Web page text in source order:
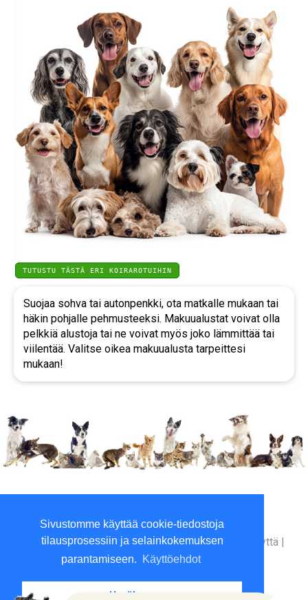
Sivustomme käyttää cookie-tiedostoja
tilausprosessiin ja selainkokemuksen
parantamiseen.
Käyttöehdot
Hyväksyn
Fresh-koirashampoon
(vain 4,15 euroa) ostosi yhteydessä?
LISÄÄ OSTOSKORIIN
TUTUSTU TÄSTÄ ERI KOIRAROTUIHIN
Suojaa sohva tai autonpenkki, ota matkalle mukaan tai
häkin pohjalle pehmusteeksi. Makuualustat voivat olla
pelkkiä alustoja tai ne voivat myös joko lämmittää tai
viilentää. Valitse oikea makuualusta tarpeittesi
mukaan!
P. 010 3961800 (ma-to 9-16)
Yritysinfo|Toimitusehdot|Maksutavat|Ota yhteyttä |
GDPR tietosuojalausunto